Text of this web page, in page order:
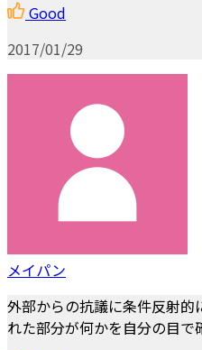
Good
2017/01/29
メイパン
外部からの抗議に条件反射
れた部分が何かを自分の目で